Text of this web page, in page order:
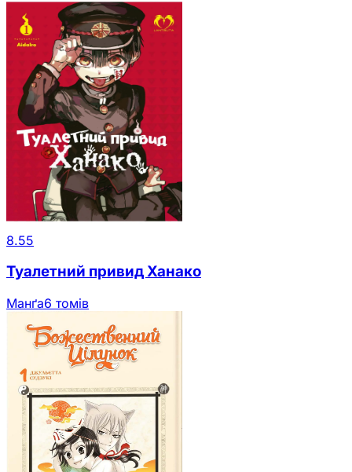
8.55
Туалетний привид Ханако
Манґа6 томів